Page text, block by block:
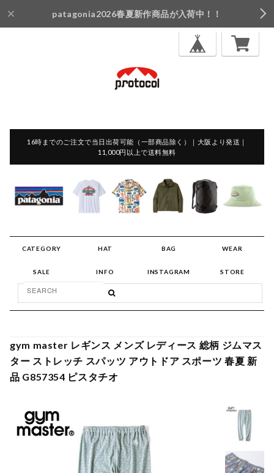
patagonia2026春夏新作商品が入荷中！！
16時までのご注文で当日出荷可能（一部商品除く）｜大阪より発送｜
11,000円以上で送料無料
CATEGORY HAT BAG WEAR
SALE INFO INSTAGRAM STORE
gym master レギンス メンズ レディース 総柄 ジムマス
ター ストレッチ スパッツ アウトドア スポーツ 春夏 新
品 G857354 ピスタチオ